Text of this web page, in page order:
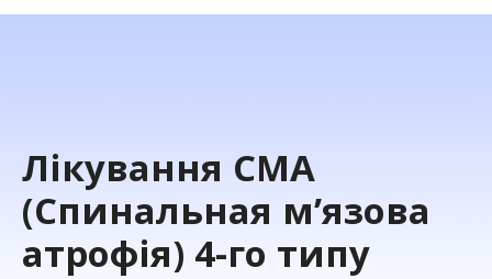
Лікування СМА
(Спинальная м’язова
атрофія) 4-го типу